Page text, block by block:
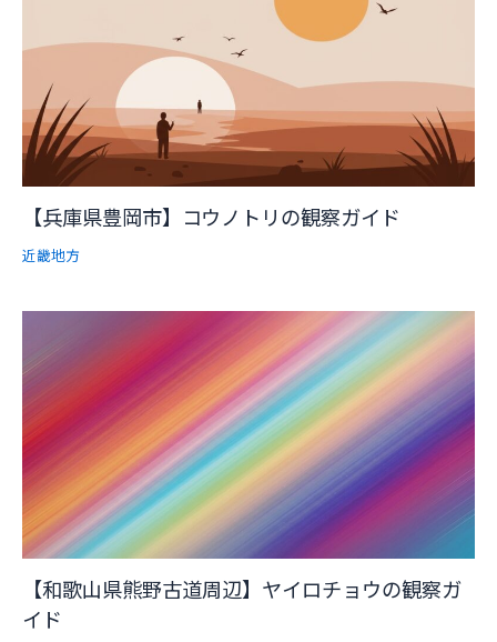
【兵庫県豊岡市】コウノトリの観察ガイド
近畿地方
【和歌山県熊野古道周辺】ヤイロチョウの観察ガ
イド